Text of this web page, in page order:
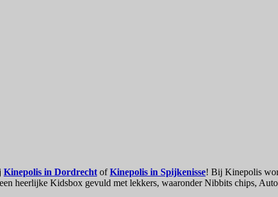
Kinepolis in Dordrecht ofKinepolis in Spijkenisse! Bij Kinepolis
heerlijke Kidsbox gevuld met lekkers, waaronder Nibbits chips,